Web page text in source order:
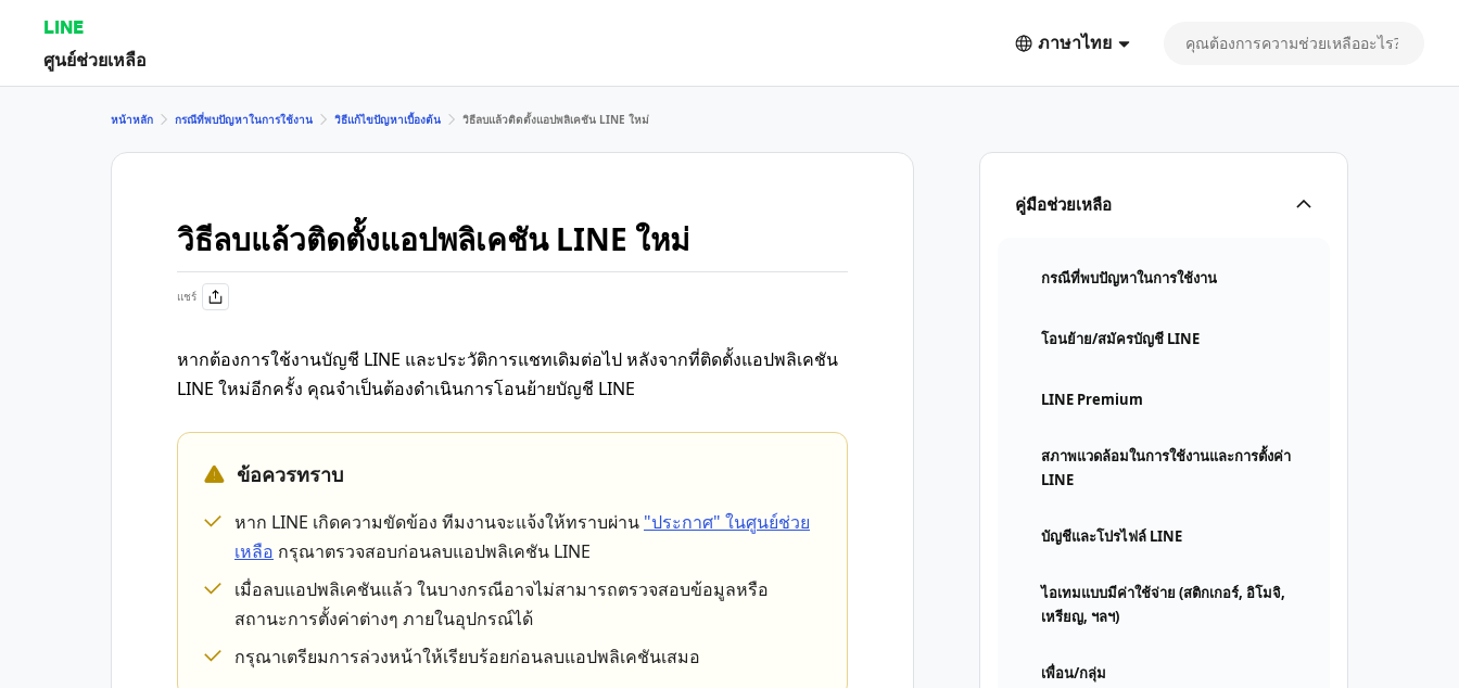
LINE
ศูนย์ช่วยเหลือ
ภาษาไทย
คู่มือช่วยเหลือ
กรณีที่พบปัญหาในการใช้งาน
โอนย้าย/สมัครบัญชี LINE
LINE Premium
สภาพแวดล้อมในการใช้งานและการตั้งค่า
LINE
บัญชีและโปรไฟล์ LINE
ไอเทมแบบมีค่าใช้จ่าย (สติกเกอร์, อิโมจิ,
เหรียญ, ฯลฯ)
เพื่อน/กลุ่ม
หน้าหลัก กรณีที่พบปัญหาในการใช้งาน วิธีแก้ไขปัญหาเบื้องต้น วิธีลบแล้วติดตั้งแอปพลิเคชัน LINE ใหม่
วิธีลบแล้วติดตั้งแอปพลิเคชัน LINE ใหม่
แชร์
หากต้องการใช้งานบัญชี LINE และประวัติการแชทเดิมต่อไป หลังจากที่ติดตั้งแอปพลิเคชัน
LINE ใหม่อีกครั้ง คุณจำเป็นต้องดำเนินการโอนย้ายบัญชี LINE
ข้อควรทราบ
หาก LINE เกิดความขัดข้อง ทีมงานจะแจ้งให้ทราบผ่าน "ประกาศ" ในศูนย์ช่วย
เหลือ กรุณาตรวจสอบก่อนลบแอปพลิเคชัน LINE
เมื่อลบแอปพลิเคชันแล้ว ในบางกรณีอาจไม่สามารถตรวจสอบข้อมูลหรือ
สถานะการตั้งค่าต่างๆ ภายในอุปกรณ์ได้
กรุณาเตรียมการล่วงหน้าให้เรียบร้อยก่อนลบแอปพลิเคชันเสมอ